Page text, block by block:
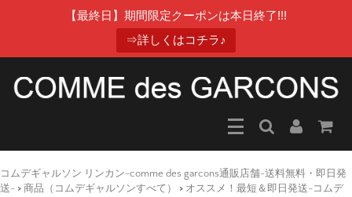
【最終日】期間限定クーポンは本日終了!!!
⇒詳しくはコチラ♪
コムデギャルソン リンカン-comme des garcons通販店舗-送料無料・即日発
送- > 商品（コムデギャルソンすべて） > オススメ！最短＆即日発送-コムデ